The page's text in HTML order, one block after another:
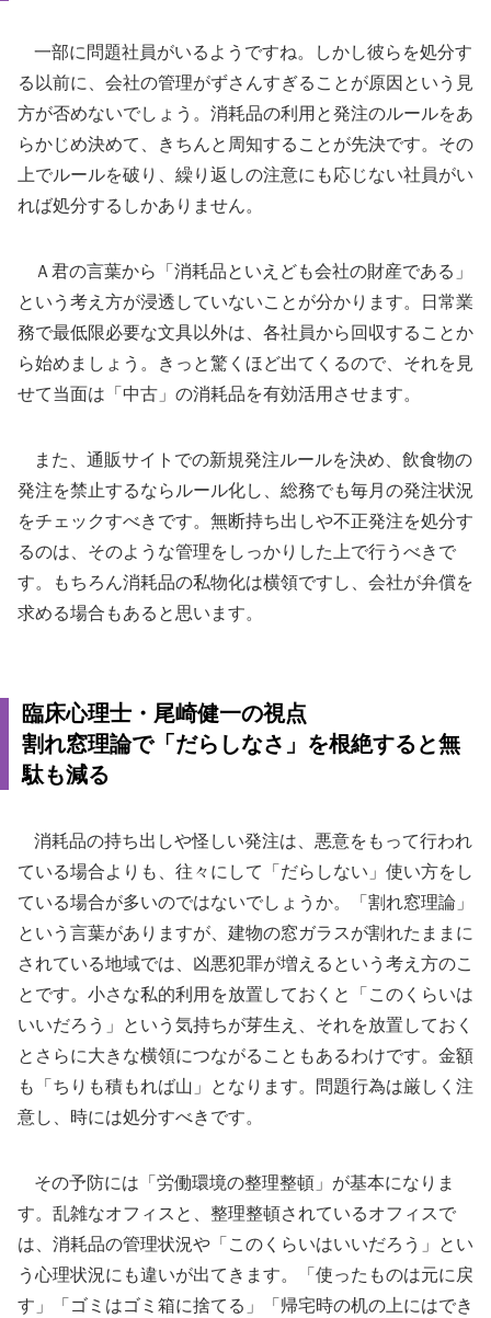
一部に問題社員がいるようですね。しかし彼らを処分す
る以前に、会社の管理がずさんすぎることが原因という見
方が否めないでしょう。消耗品の利用と発注のルールをあ
らかじめ決めて、きちんと周知することが先決です。その
上でルールを破り、繰り返しの注意にも応じない社員がい
れば処分するしかありません。
Ａ君の言葉から「消耗品といえども会社の財産である」
という考え方が浸透していないことが分かります。日常業
務で最低限必要な文具以外は、各社員から回収することか
ら始めましょう。きっと驚くほど出てくるので、それを見
せて当面は「中古」の消耗品を有効活用させます。
また、通販サイトでの新規発注ルールを決め、飲食物の
発注を禁止するならルール化し、総務でも毎月の発注状況
をチェックすべきです。無断持ち出しや不正発注を処分す
るのは、そのような管理をしっかりした上で行うべきで
す。もちろん消耗品の私物化は横領ですし、会社が弁償を
求める場合もあると思います。
臨床心理士・尾崎健一の視点
割れ窓理論で「だらしなさ」を根絶すると無
駄も減る
消耗品の持ち出しや怪しい発注は、悪意をもって行われ
ている場合よりも、往々にして「だらしない」使い方をし
ている場合が多いのではないでしょうか。「割れ窓理論」
という言葉がありますが、建物の窓ガラスが割れたままに
されている地域では、凶悪犯罪が増えるという考え方のこ
とです。小さな私的利用を放置しておくと「このくらいは
いいだろう」という気持ちが芽生え、それを放置しておく
とさらに大きな横領につながることもあるわけです。金額
も「ちりも積もれば山」となります。問題行為は厳しく注
意し、時には処分すべきです。
その予防には「労働環境の整理整頓」が基本になりま
す。乱雑なオフィスと、整理整頓されているオフィスで
は、消耗品の管理状況や「このくらいはいいだろう」とい
う心理状況にも違いが出てきます。「使ったものは元に戻
す」「ゴミはゴミ箱に捨てる」「帰宅時の机の上にはでき